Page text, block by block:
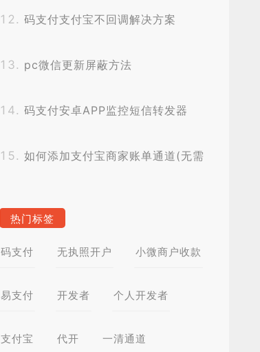
码支付支付宝不回调解决方案
pc微信更新屏蔽方法
码支付安卓APP监控短信转发器
如何添加支付宝商家账单通道(无需
热门标签
码支付 无执照开户 小微商户收款
易支付 开发者 个人开发者
支付宝 代开 一清通道